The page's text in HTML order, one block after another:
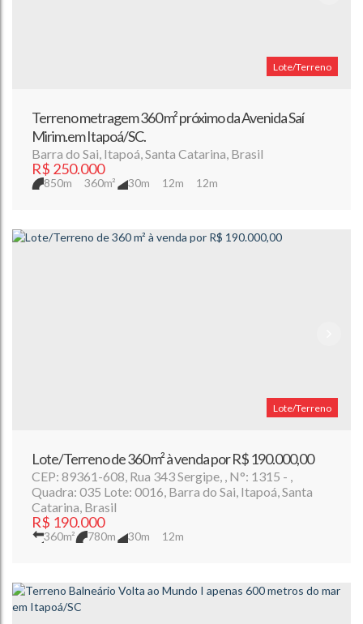
Lote/Terreno
Terreno metragem 360 m² próximo da Avenida Saí
Mirim.em Itapoá/SC.
R$ 250.000
Barra do Sai, Itapoá,Santa Catarina, Brasil
850m 360m² 30m 12m 12m
Lote/Terreno
Lote/Terreno de 360 m² à venda por R$ 190.000,00
R$ 190.000
CEP: 89361-608, Rua 343 Sergipe , N°: 1315
,
Quadra: 035 Lote: 0016, Barra do Sai, Itapoá,Santa
Catarina, Brasil
360m² 780m 30m 12m